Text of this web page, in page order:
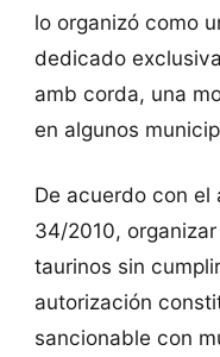
lo organizó como
dedicado
amb corda, una
en algunos
De acuerdo con el
34/2010,
taurinos sin
autorización
sancionable con